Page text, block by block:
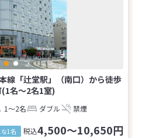
線「辻堂駅」（南口）から徒歩
名～2名1室)
1～2名 ダブル 禁煙
1名 税込4,500～10,650円